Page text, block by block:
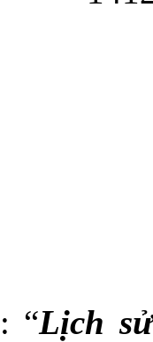
“Lịch